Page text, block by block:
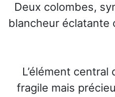
Deux colombes,
blancheur éclatante
L’élément
fragile mais